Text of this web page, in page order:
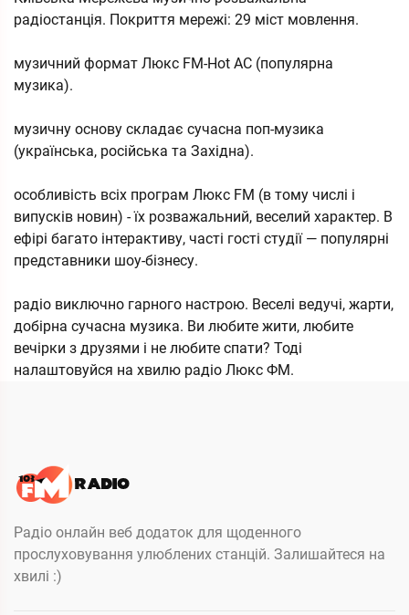
радіостанція. Покриття мережі: 29 міст мовлення.
музичний формат Люкс FM-Hot AC (популярна
музика).
музичну основу складає сучасна поп-музика
(українська, російська та Західна).
особливість всіх програм Люкс FM (в тому числі і
випусків новин) - їх розважальний, веселий характер. В
ефірі багато інтерактиву, часті гості студії — популярні
представники шоу-бізнесу.
радіо виключно гарного настрою. Веселі ведучі, жарти,
добірна сучасна музика. Ви любите жити, любите
вечірки з друзями і не любите спати? Тоді
налаштовуйся на хвилю радіо Люкс ФМ.
Радіо онлайн веб додаток для щоденного
прослуховування улюблених станцій. Залишайтеся на
хвилі :)